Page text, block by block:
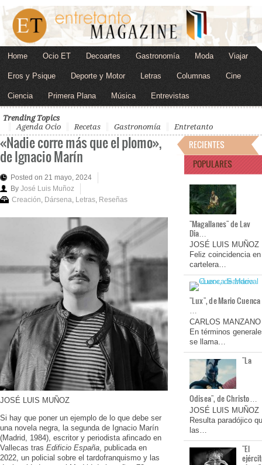
Home Ocio ET Decoartes Gastronomía Moda Viajar
Eros y Psique Deporte y Motor Letras Columnas Cine
Ciencia Primera Plana Música Entrevistas
Trending Topics
Agenda Ocio
Recetas Gastronomía Entretanto
«Nadie corre más que el plomo»,
de Ignacio Marín
Posted on 21 mayo, 2024
By José Luis Muñoz
Creación Dársena Letras Reseñas
JOSÉ LUIS MUÑOZ
Si hay que poner un ejemplo de lo que debe ser
una novela negra, la segunda de Ignacio Marín
(Madrid, 1984), escritor y periodista afincado en
Vallecas tras Edificio España, publicada en
2022, un policial sobre el tardofranquismo y las
RECIENTES
POPULARES
"Magallanes" de Lav
Dia…
JOSÉ LUIS MUÑOZ
Feliz coincidencia en
cartelera…
"Lux", de Mario Cuenca
…
CARLOS MANZANO
En términos
se llama…
"La
Odisea", de Christo…
JOSÉ LUIS MUÑOZ
Resulta paradójico
las…
"El